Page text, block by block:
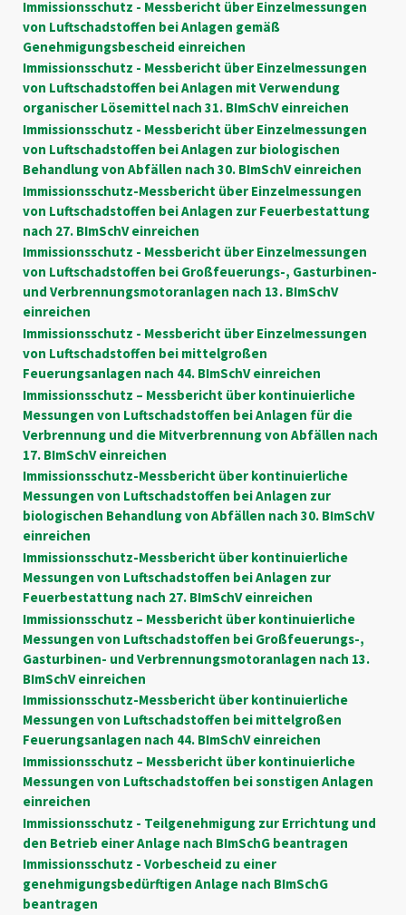
Immissionsschutz - Messbericht über Einzelmessungen
von Luftschadstoffen bei Anlagen gemäß
Genehmigungsbescheid einreichen
Immissionsschutz - Messbericht über Einzelmessungen
von Luftschadstoffen bei Anlagen mit Verwendung
organischer Lösemittel nach 31. BImSchV einreichen
Immissionsschutz - Messbericht über Einzelmessungen
von Luftschadstoffen bei Anlagen zur biologischen
Behandlung von Abfällen nach 30. BImSchV einreichen
Immissionsschutz-Messbericht über Einzelmessungen
von Luftschadstoffen bei Anlagen zur Feuerbestattung
nach 27. BImSchV einreichen
Immissionsschutz - Messbericht über Einzelmessungen
von Luftschadstoffen bei Großfeuerungs-, Gasturbinen-
und Verbrennungsmotoranlagen nach 13. BImSchV
einreichen
Immissionsschutz - Messbericht über Einzelmessungen
von Luftschadstoffen bei mittelgroßen
Feuerungsanlagen nach 44. BImSchV einreichen
Immissionsschutz – Messbericht über kontinuierliche
Messungen von Luftschadstoffen bei Anlagen für die
Verbrennung und die Mitverbrennung von Abfällen nach
17. BImSchV einreichen
Immissionsschutz-Messbericht über kontinuierliche
Messungen von Luftschadstoffen bei Anlagen zur
biologischen Behandlung von Abfällen nach 30. BImSchV
einreichen
Immissionsschutz-Messbericht über kontinuierliche
Messungen von Luftschadstoffen bei Anlagen zur
Feuerbestattung nach 27. BImSchV einreichen
Immissionsschutz – Messbericht über kontinuierliche
Messungen von Luftschadstoffen bei Großfeuerungs-,
Gasturbinen- und Verbrennungsmotoranlagen nach 13.
BImSchV einreichen
Immissionsschutz-Messbericht über kontinuierliche
Messungen von Luftschadstoffen bei mittelgroßen
Feuerungsanlagen nach 44. BImSchV einreichen
Immissionsschutz – Messbericht über kontinuierliche
Messungen von Luftschadstoffen bei sonstigen Anlagen
einreichen
Immissionsschutz - Teilgenehmigung zur Errichtung und
den Betrieb einer Anlage nach BImSchG beantragen
Immissionsschutz - Vorbescheid zu einer
genehmigungsbedürftigen Anlage nach BImSchG
beantragen